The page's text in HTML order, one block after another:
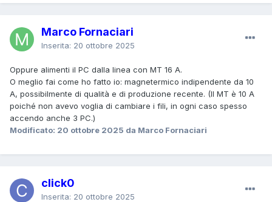
Marco Fornaciari
Inserita: 20 ottobre 2025
Oppure alimenti il PC dalla linea con MT 16 A.
O meglio fai come ho fatto io: magnetermico indipendente da 10
A, possibilmente di qualità e di produzione recente. (Il MT è 10 A
poiché non avevo voglia di cambiare i fili, in ogni caso spesso
accendo anche 3 PC.)
Modificato: 20 ottobre 2025 da Marco Fornaciari
click0
Inserita: 20 ottobre 2025